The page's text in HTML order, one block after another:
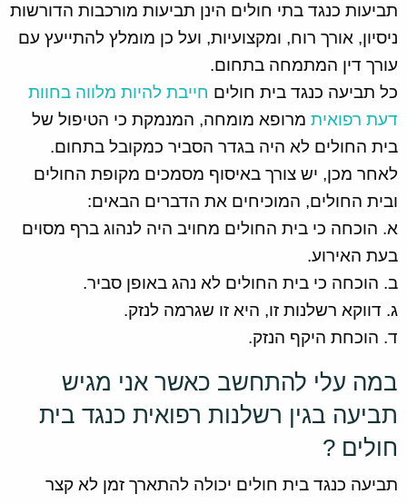
תביעות כנגד בתי חולים הינן תביעות מורכבות הדורשות
ניסיון, אורך רוח, ומקצועיות, ועל כן מומלץ להתייעץ עם
עורך דין המתמחה בתחום.
כל תביעה כנגד בית חולים חייבת להיות מלווה בחוות
דעת רפואית מרופא מומחה, המנמקת כי הטיפול של
בית החולים לא היה בגדר הסביר כמקובל בתחום.
לאחר מכן, יש צורך באיסוף מסמכים מקופת החולים
ובית החולים, המוכיחים את הדברים הבאים:
א. הוכחה כי בית החולים מחויב היה לנהוג ברף מסוים
בעת האירוע.
ב. הוכחה כי בית החולים לא נהג באופן סביר.
ג. דווקא רשלנות זו, היא זו שגרמה לנזק.
ד. הוכחת היקף הנזק.
במה עלי להתחשב כאשר אני מגיש
תביעה בגין רשלנות רפואית כנגד בית
חולים ?
תביעה כנגד בית חולים יכולה להתארך זמן לא קצר